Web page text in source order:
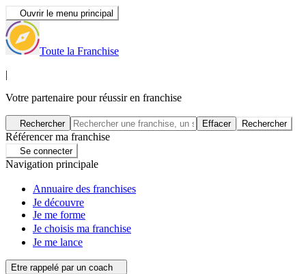
Ouvrir le menu principal
Toute la Franchise
|
Votre partenaire pour réussir en franchise
Rechercher Effacer Rechercher
Référencer ma franchise
Se connecter
Navigation principale
Annuaire des franchises
Je découvre
Je me forme
Je choisis ma franchise
Je me lance
Etre rappelé par un coach